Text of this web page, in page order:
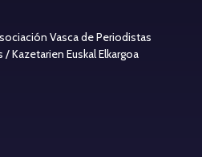
Vasca de Periodistas
Kazetarien Euskal Elkargoa